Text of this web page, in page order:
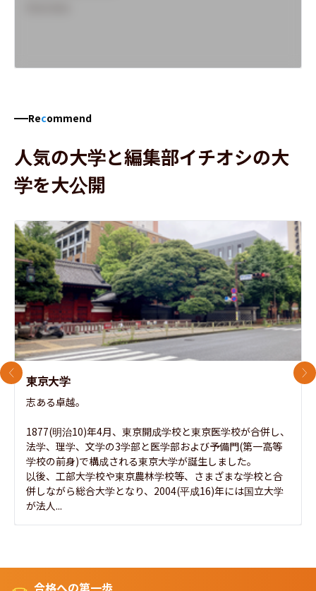
Recommend
人気の大学と編集部イチオシの大
学を大公開
東京大学
志ある卓越。
1877(明治10)年4月、東京開成学校と東京医学校が合併し、
法学、理学、文学の3学部と医学部および予備門(第一高等
学校の前身)で構成される東京大学が誕生しました。
以後、工部大学校や東京農林学校等、さまざまな学校と合
併しながら総合大学となり、2004(平成16)年には国立大学
が法人...
前のスライド 次
合格への第一歩